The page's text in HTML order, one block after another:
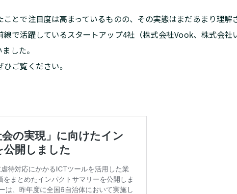
とで注目度は高まっているものの、その実態はまだあまり理
線で活躍しているスタートアップ4社（株式会社Vook、株式会
した。
ご覧ください。